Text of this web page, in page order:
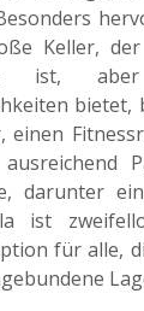
Keller,
ist, aber
bietet,
einen
darunter
ist
für alle,